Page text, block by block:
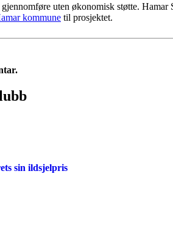
uten økonomisk støtte.
kommune til prosjektet.
sin ildsjelpris